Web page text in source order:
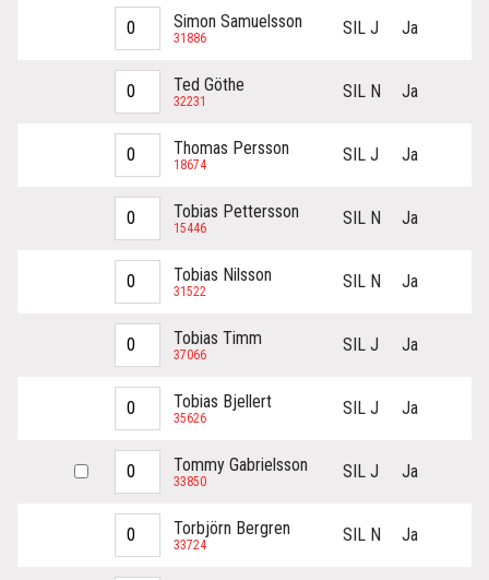
Simon Samuelsson
31886 SIL J Ja
Ted Göthe
32231 SIL N Ja
Thomas Persson
18674 SIL J Ja
Tobias Pettersson
15446 SIL N Ja
Tobias Nilsson
31522 SIL N Ja
Tobias Timm
37066 SIL J Ja
Tobias Bjellert
35626 SIL J Ja
Tommy Gabrielsson
33850 SIL J Ja
Torbjörn Bergren
33724 SIL N Ja